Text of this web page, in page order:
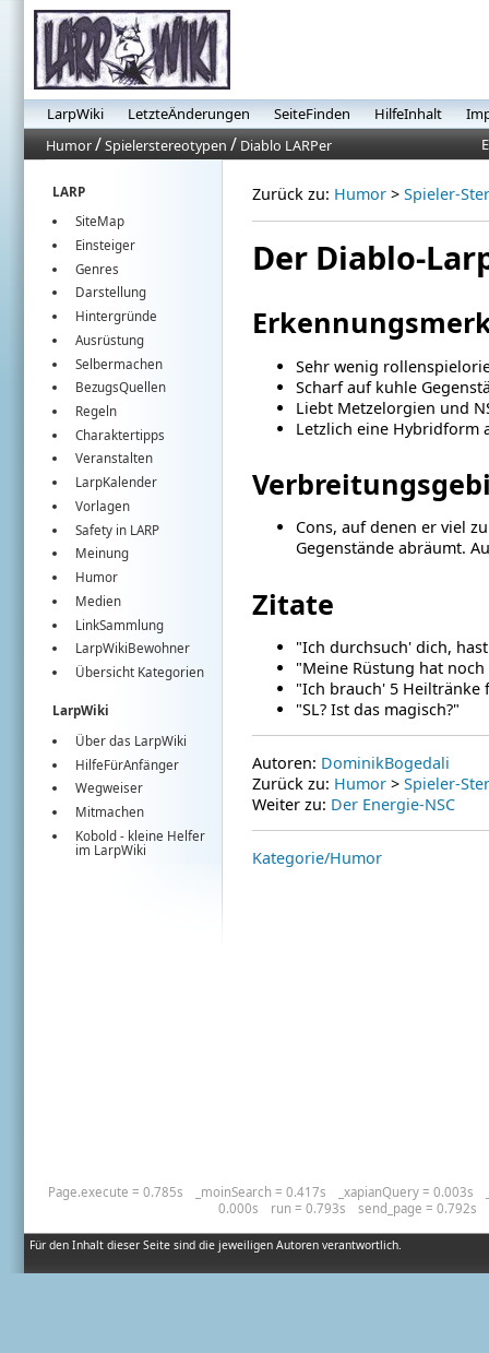
LarpWiki LetzteÄnderungen SeiteFinden HilfeInhalt
Humor/Spielerstereotypen / Diablo LARPer
LARP
SiteMap
Einsteiger
Genres
Darstellung
Hintergründe
Ausrüstung
Selbermachen
BezugsQuellen
Regeln
Charaktertipps
Veranstalten
LarpKalender
Vorlagen
Safety in LARP
Meinung
Humor
Medien
LinkSammlung
LarpWikiBewohner
Übersicht Kategorien
LarpWiki
Über das LarpWiki
HilfeFürAnfänger
Wegweiser
Mitmachen
Kobold - kleine Helfer
im LarpWiki
Zurück zu: Humor> Spieler-
Der Diablo-
Sehr wenig
Scharf auf kuhle
Liebt Metzelorgien und
Letzlich eine Hybridform
Cons, auf denen er viel
Gegenstände abräumt.
Zitate
"Ich durchsuch' dich,
"Meine Rüstung hat
"Ich brauch' 5 Heiltränke
"SL? Ist das magisch?"
Autoren: DominikBogedali
Zurück zu: Humor> Spieler-
Weiter zu: Der Energie-NSC
Kategorie/Humor
Für den Inhalt dieser Seite sind die jeweiligen Autoren verantwortlich.
Page.execute = 0.785s _moinSearch = 0.417s _xapianQuery = 0.003s
0.000s
run = 0.793s send_page = 0.792s